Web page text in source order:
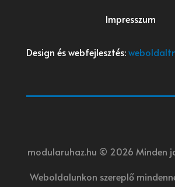
Impresszum
Design és webfejlesztés:
modularuhaz.hu © 2026 Minden
Weboldalunkon szereplő